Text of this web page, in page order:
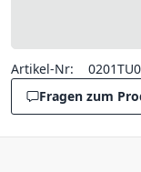
Artikel-Nr:
Fragen zum